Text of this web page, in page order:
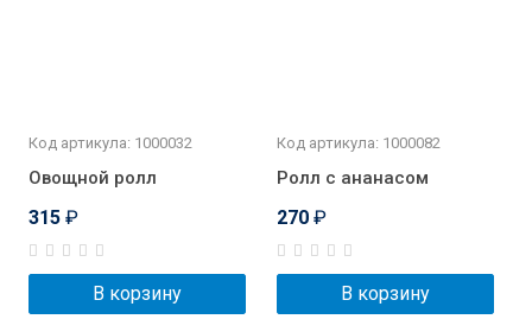
Код артикула: 1000032
Овощной ролл
315 ₽
В корзину
Код артикула: 1000082
Ролл с ананасом
270 ₽
В корзину